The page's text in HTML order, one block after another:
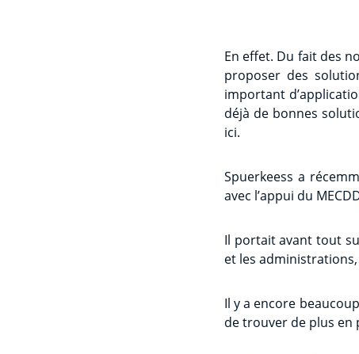
En effet. Du fait des
proposer des
important
déjà de bonnes
ici.
Spuerkeess a
avec l’appui du
Il portait avant tout
et les
Il y a encore
de trouver de plus en